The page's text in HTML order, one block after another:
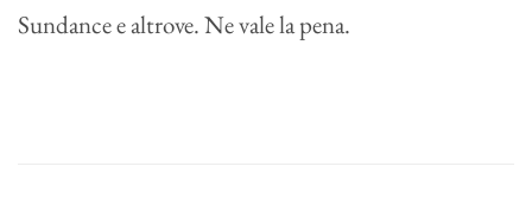
Sundance e altrove. Ne vale la pena.